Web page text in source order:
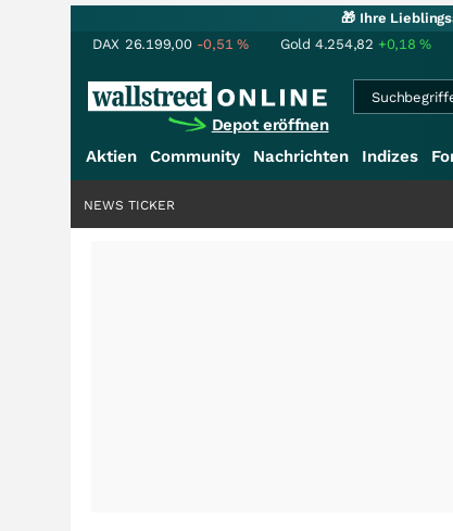
🎁 Ihre
DAX 26.199,00 -0,51% Gold 4.254,82 +0,18%
Depot eröffnen
Aktien Community Nachrichten Indizes
NEWS TICKER